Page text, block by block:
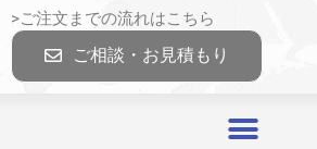
>ご注文までの流れはこちら
ご相談・お見積もり